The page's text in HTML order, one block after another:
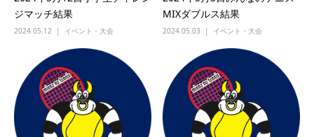
ジマッチ結果
2024.05.12 イベント・大会
MIXダブルス結果
2024.05.03 イベント・大会